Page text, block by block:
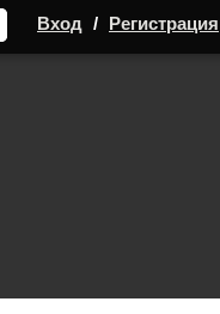
Вход / Регистрация